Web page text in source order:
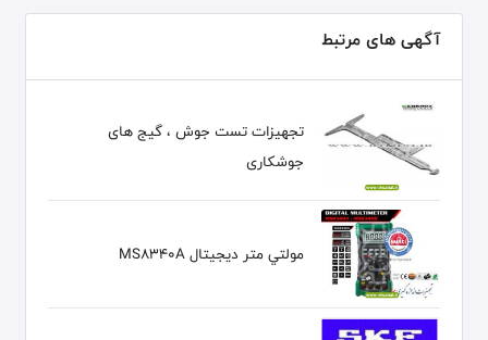
آگهی های مرتبط
تجهیزات تست جوش ، گیج های
جوشکاری
مولتي متر ديجيتال MS8340A